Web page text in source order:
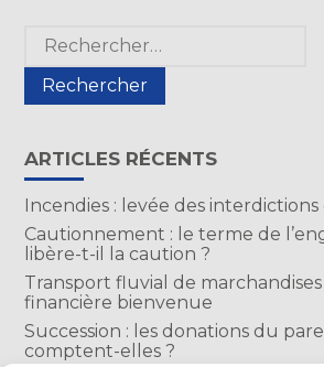
Blog
sidebar
Rechercher :
ARTICLES RÉCENTS
Incendies : levée des
Cautionnement : le terme de
libère-t-il la caution ?
Transport fluvial de
financière bienvenue
Succession : les donations du
comptent-elles ?